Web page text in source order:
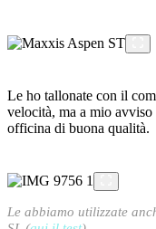
Le ho tallonate con il
velocità, ma a mio avviso
officina di buona qualità.
Le abbiamo utilizzate